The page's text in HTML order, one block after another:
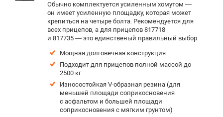
Обычно комплектуется усиленным хомутом —
он имеет усиленную площадку, которая может
крепиться на четыре болта. Рекомендуется для
всех прицепов, а для прицепов 817718
и 817735 — это единственый правильный выбор.
Мощная долговечная конструкция
Подходит для прицепов полной массой до
2500 кг
Износостойкая V-образная резина (для
меньшей площади соприкосновения
с асфальтом и большей площади
соприкосновения с мягким грунтом)